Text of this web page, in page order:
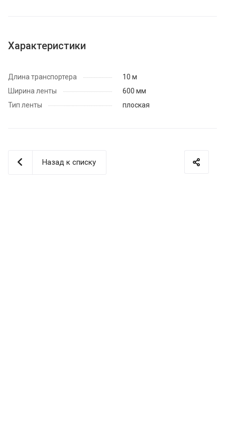
Характеристики
Длина транспортера
10 м
Ширина ленты
600 мм
Тип ленты
плоская
Назад к списку